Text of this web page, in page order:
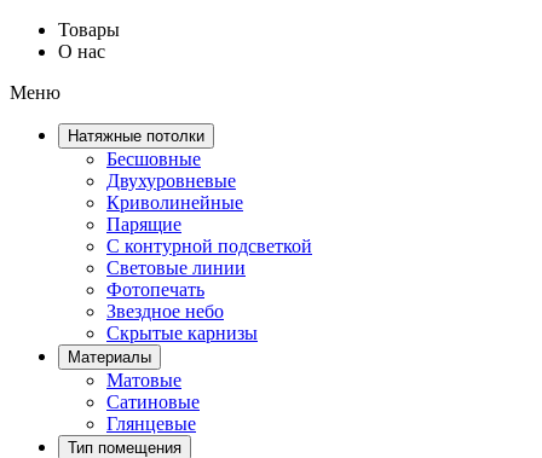
Товары
О нас
Меню
Натяжные потолки
Бесшовные
Двухуровневые
Криволинейные
Парящие
С контурной подсветкой
Световые линии
Фотопечать
Звездное небо
Скрытые карнизы
Материалы
Матовые
Сатиновые
Глянцевые
Тип помещения